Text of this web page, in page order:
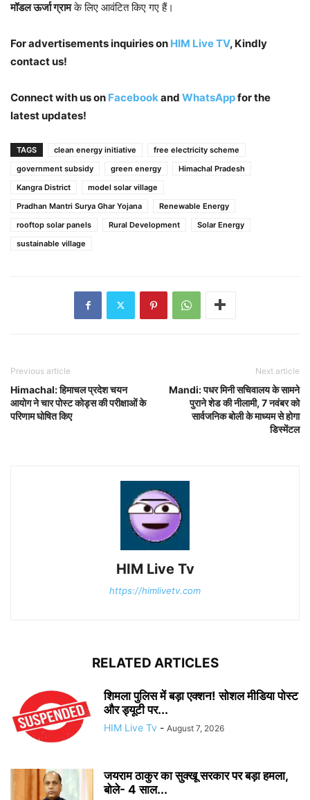
मॉडल ऊर्जा ग्रामके लिए आवंटित किए गए हैं।
For advertisements inquiries on HIM Live TV, Kindly
contact us!
Connect with us on Facebook and WhatsAppfor the
latest updates!
TAGS clean energy initiative
free electricity scheme
government subsidy
green energy
Himachal Pradesh
Kangra District
model solar village
Pradhan Mantri Surya Ghar Yojana
Renewable Energy
rooftop solar panels
Rural Development
Solar Energy
sustainable village
Previous article
Himachal: हिमाचल प्रदेश चयन
आयोग ने चार पोस्ट कोड्स की परीक्षाओं के
परिणाम घोषित किए
Next article
Mandi: पधर मिनी सचिवालय के सामने
पुराने शेड की नीलामी, 7 नवंबर को
सार्वजनिक बोली के माध्यम से होगा
डिस्मेंटल
HIM Live Tv
https://himlivetv.com
RELATED ARTICLES
शिमला पुलिस में बड़ा एक्शन! सोशल मीडिया पोस्ट
और ड्यूटी पर...
HIM Live Tv - August 7, 2026
जयराम ठाकुर का सुक्खू सरकार पर बड़ा हमला,
बोले- 4 साल...